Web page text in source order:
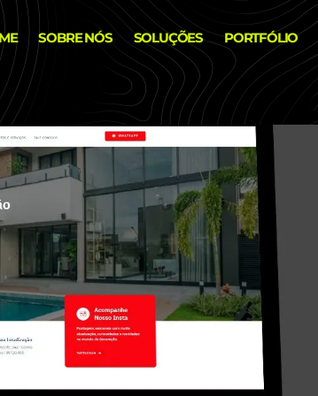
SOBRE NÓS SOLUÇÕES PORTFÓLIO